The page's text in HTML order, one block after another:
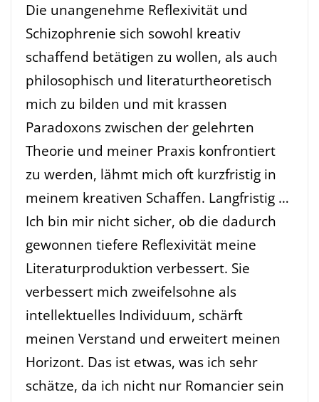
Die unangenehme Reflexivität und
Schizophrenie sich sowohl kreativ
schaffend betätigen zu wollen, als auch
philosophisch und literaturtheoretisch
mich zu bilden und mit krassen
Paradoxons zwischen der gelehrten
Theorie und meiner Praxis konfrontiert
zu werden, lähmt mich oft kurzfristig in
meinem kreativen Schaffen. Langfristig …
Ich bin mir nicht sicher, ob die dadurch
gewonnen tiefere Reflexivität meine
Literaturproduktion verbessert. Sie
verbessert mich zweifelsohne als
intellektuelles Individuum, schärft
meinen Verstand und erweitert meinen
Horizont. Das ist etwas, was ich sehr
schätze, da ich nicht nur Romancier sein